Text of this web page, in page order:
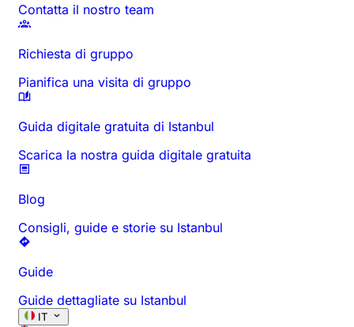
Contatta il nostro team
Richiesta di gruppo
Pianifica una visita di gruppo
Guida digitale gratuita di Istanbul
Scarica la nostra guida digitale gratuita
Blog
Consigli, guide e storie su Istanbul
Guide
Guide dettagliate su Istanbul
IT